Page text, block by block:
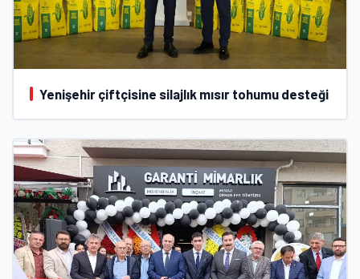
Yenişehir çiftçisine silajlık mısır tohumu desteği